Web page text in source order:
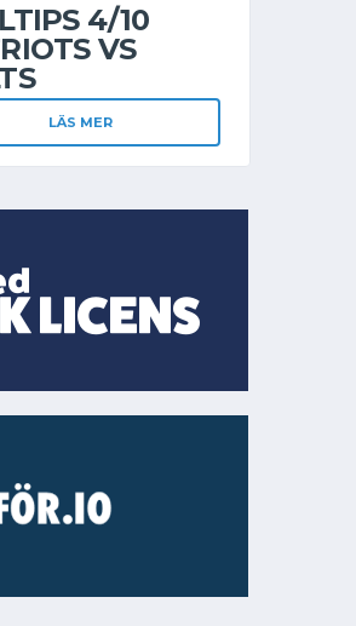
4/10
VS
LÄS MER